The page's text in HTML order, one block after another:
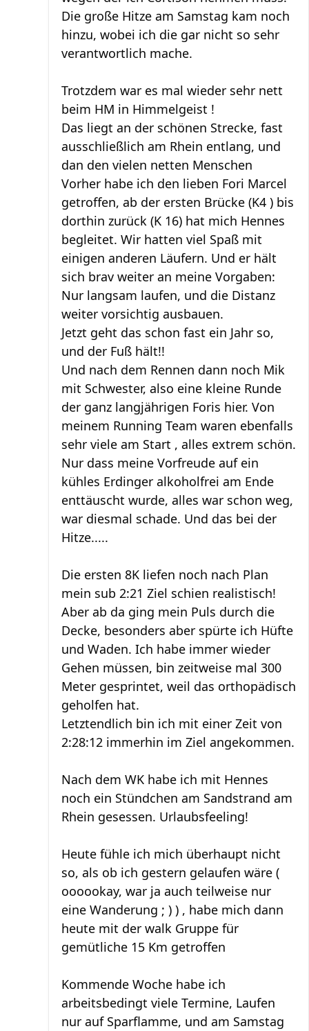
Die große Hitze am Samstag kam noch
hinzu, wobei ich die gar nicht so sehr
verantwortlich mache.
Trotzdem war es mal wieder sehr nett
beim HM in Himmelgeist !
Das liegt an der schönen Strecke, fast
ausschließlich am Rhein entlang, und
dan den vielen netten Menschen
Vorher habe ich den lieben Fori Marcel
getroffen, ab der ersten Brücke (K4 ) bis
dorthin zurück (K 16) hat mich Hennes
begleitet. Wir hatten viel Spaß mit
einigen anderen Läufern. Und er hält
sich brav weiter an meine Vorgaben:
Nur langsam laufen, und die Distanz
weiter vorsichtig ausbauen.
Jetzt geht das schon fast ein Jahr so,
und der Fuß hält!!
Und nach dem Rennen dann noch Mik
mit Schwester, also eine kleine Runde
der ganz langjährigen Foris hier. Von
meinem Running Team waren ebenfalls
sehr viele am Start , alles extrem schön.
Nur dass meine Vorfreude auf ein
kühles Erdinger alkoholfrei am Ende
enttäuscht wurde, alles war schon weg,
war diesmal schade. Und das bei der
Hitze.....
Die ersten 8K liefen noch nach Plan
mein sub 2:21 Ziel schien realistisch!
Aber ab da ging mein Puls durch die
Decke, besonders aber spürte ich Hüfte
und Waden. Ich habe immer wieder
Gehen müssen, bin zeitweise mal 300
Meter gesprintet, weil das orthopädisch
geholfen hat.
Letztendlich bin ich mit einer Zeit von
2:28:12 immerhin im Ziel angekommen.
Nach dem WK habe ich mit Hennes
noch ein Stündchen am Sandstrand am
Rhein gesessen. Urlaubsfeeling!
Heute fühle ich mich überhaupt nicht
so, als ob ich gestern gelaufen wäre (
oooookay, war ja auch teilweise nur
eine Wanderung ; ) ) , habe mich dann
heute mit der walk Gruppe für
gemütliche 15 Km getroffen
Kommende Woche habe ich
arbeitsbedingt viele Termine, Laufen
nur auf Sparflamme, und am Samstag